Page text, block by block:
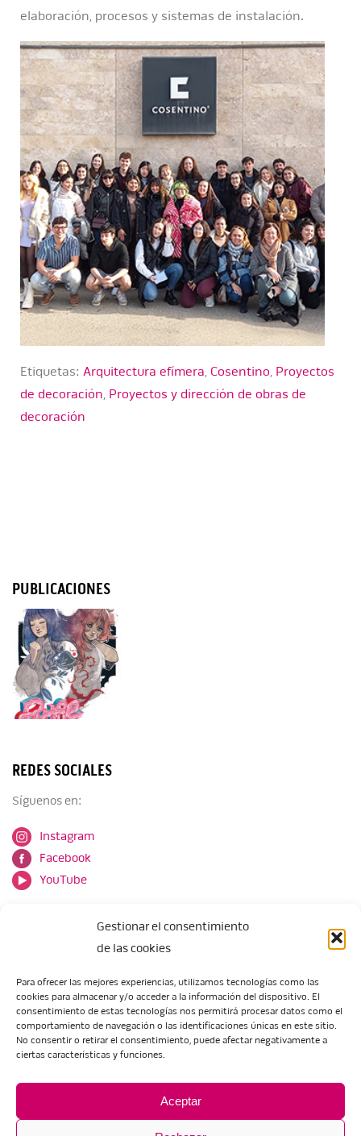
Gestionar el consentimiento
de las cookies
Para ofrecer las mejores experiencias, utilizamos tecnologías como las
cookies para almacenar y/o acceder a la información del dispositivo. El
consentimiento de estas tecnologías nos permitirá procesar datos como el
comportamiento de navegación o las identificaciones únicas en este sitio.
No consentir o retirar el consentimiento, puede afectar negativamente a
ciertas características y funciones.
Aceptar
elaboración, procesos y sistemas de instalación.
Etiquetas: Arquitectura efímera, Cosentino, Proyectos
de decoración, Proyectos y dirección de obras de
decoración
PUBLICACIONES
REDES SOCIALES
Síguenos en:
Instagram
Facebook
YouTube
Escuela de Arte de Zaragoza
María Zambrano, 5
50018 Zaragoza
eartezaragoza@educa.aragon.es